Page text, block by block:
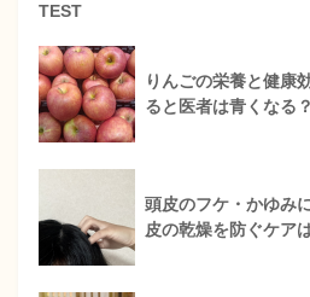
TEST
りんごの栄養と健康
ると医者は青くなる？
頭皮のフケ・かゆみ
皮の乾燥を防ぐケア